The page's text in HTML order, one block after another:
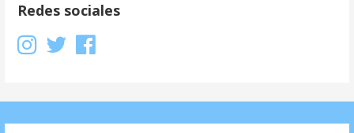
Redes sociales